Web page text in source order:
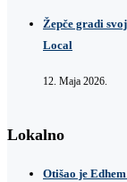
Žepče gradi
Local
12. Maja 2026.
Lokalno
Otišao je